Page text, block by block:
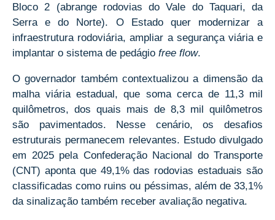
Bloco 2 (abrange rodovias do Vale do Taquari, da
Serra e do Norte). O Estado quer modernizar a
infraestrutura rodoviária, ampliar a segurança viária e
implantar o sistema de pedágio free flow.
O governador também contextualizou a dimensão da
malha viária estadual, que soma cerca de 11,3 mil
quilômetros, dos quais mais de 8,3 mil quilômetros
são pavimentados. Nesse cenário, os desafios
estruturais permanecem relevantes. Estudo divulgado
em 2025 pela Confederação Nacional do Transporte
(CNT) aponta que 49,1% das rodovias estaduais são
classificadas como ruins ou péssimas, além de 33,1%
da sinalização também receber avaliação negativa.